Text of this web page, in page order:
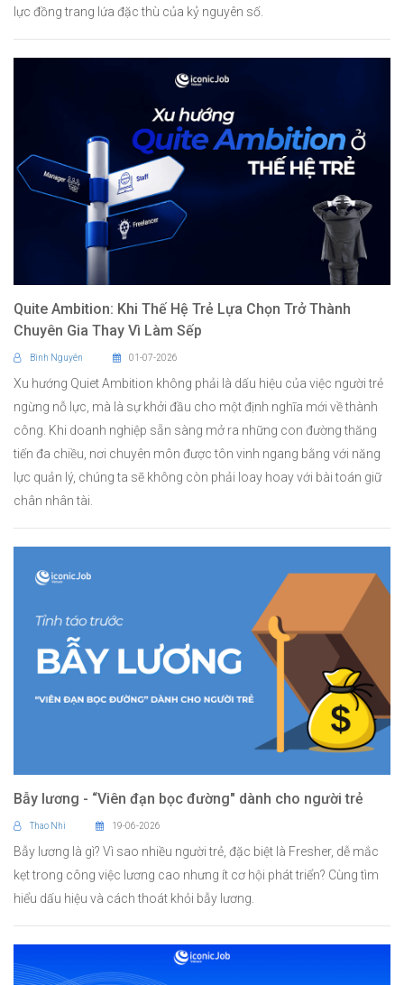
lực đồng trang lứa đặc thù của kỷ nguyên số.
Quite Ambition: Khi Thế Hệ Trẻ Lựa Chọn Trở Thành
Chuyên Gia Thay Vì Làm Sếp
Bình Nguyên 01-07-2026
Xu hướng Quiet Ambition không phải là dấu hiệu của việc người trẻ
ngừng nỗ lực, mà là sự khởi đầu cho một định nghĩa mới về thành
công. Khi doanh nghiệp sẵn sàng mở ra những con đường thăng
tiến đa chiều, nơi chuyên môn được tôn vinh ngang bằng với năng
lực quản lý, chúng ta sẽ không còn phải loay hoay với bài toán giữ
chân nhân tài.
Bẫy lương - “Viên đạn bọc đường" dành cho người trẻ
Thao Nhi 19-06-2026
Bẫy lương là gì? Vì sao nhiều người trẻ, đặc biệt là Fresher, dễ mắc
kẹt trong công việc lương cao nhưng ít cơ hội phát triển? Cùng tìm
hiểu dấu hiệu và cách thoát khỏi bẫy lương.